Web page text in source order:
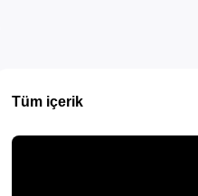
Tüm içerik